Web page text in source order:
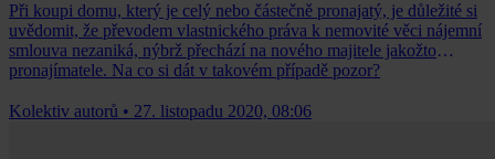
Při koupi domu, který je celý nebo částečně pronajatý, je důležité si
uvědomit, že převodem vlastnického práva k nemovité věci nájemní
smlouva nezaniká, nýbrž přechází na nového majitele jakožto
pronajímatele. Na co si dát v takovém případě pozor?
Kolektiv autorů • 27. listopadu 2020, 08:06